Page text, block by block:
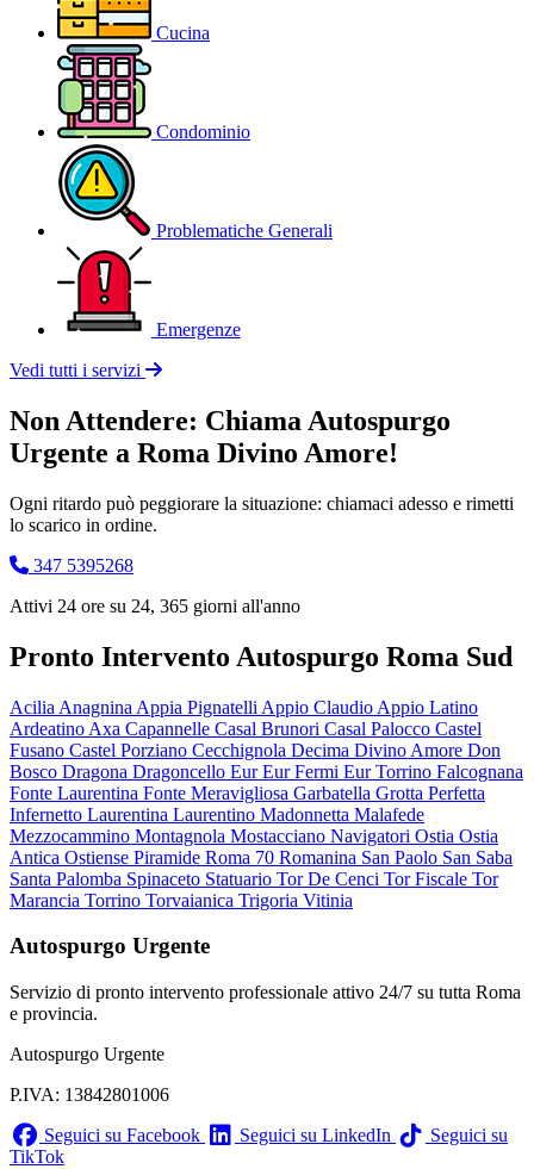
Cucina
Condominio
Problematiche Generali
Emergenze
Vedi tutti i servizi
Non Attendere: Chiama Autospurgo
Urgente a Roma Divino Amore!
Ogni ritardo può peggiorare la situazione: chiamaci adesso e rimetti
lo scarico in ordine.
347 5395268
Attivi 24 ore su 24, 365 giorni all'anno
Pronto Intervento Autospurgo Roma Sud
Acilia Anagnina Appia Pignatelli Appio Claudio Appio Latino
Ardeatino Axa Capannelle Casal Brunori Casal Palocco Castel
Fusano Castel Porziano Cecchignola Decima Divino Amore Don
Bosco Dragona Dragoncello EurEur Fermi Eur Torrino Falcognana
Fonte Laurentina Fonte Meravigliosa Garbatella Grotta Perfetta
Infernetto Laurentina Laurentino Madonnetta Malafede
Mezzocammino Montagnola Mostacciano Navigatori Ostia Ostia
Antica Ostiense Piramide Roma 70 Romanina San Paolo San Saba
Santa Palomba Spinaceto Statuario Tor De Cenci Tor Fiscale Tor
Marancia Torrino Torvaianica Trigoria Vitinia
Autospurgo Urgente
Servizio di pronto intervento professionale attivo 24/7 su tutta Roma
e provincia.
Autospurgo Urgente
P.IVA: 13842801006
Seguici su Facebook
Seguici su LinkedIn
Seguici su
TikTok